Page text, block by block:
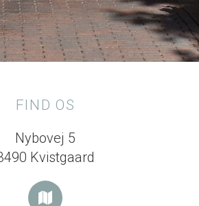
FIND OS
Nybovej 5
Kvistgaard